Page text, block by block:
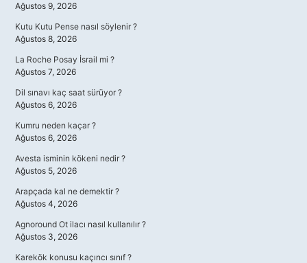
Ağustos 9, 2026
Kutu Kutu Pense nasıl söylenir ?
Ağustos 8, 2026
La Roche Posay İsrail mi ?
Ağustos 7, 2026
Dil sınavı kaç saat sürüyor ?
Ağustos 6, 2026
Kumru neden kaçar ?
Ağustos 6, 2026
Avesta isminin kökeni nedir ?
Ağustos 5, 2026
Arapçada kal ne demektir ?
Ağustos 4, 2026
Agnoround Ot ilacı nasıl kullanılır ?
Ağustos 3, 2026
Karekök konusu kaçıncı sınıf ?